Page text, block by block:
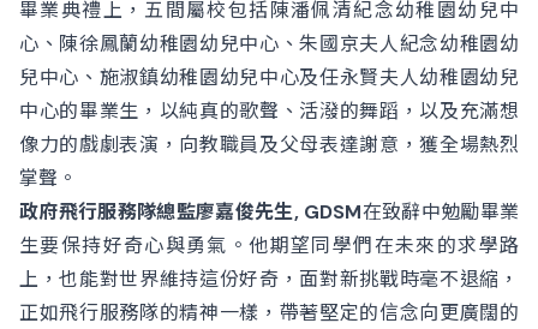
畢業典禮上，五間屬校包括陳潘佩清紀念幼稚園幼兒中
心、陳徐鳳蘭幼稚園幼兒中心、朱國京夫人紀念幼稚園幼
兒中心、施淑鎮幼稚園幼兒中心及任永賢夫人幼稚園幼兒
中心的畢業生，以純真的歌聲、活潑的舞蹈，以及充滿想
像力的戲劇表演，向教職員及父母表達謝意，獲全場熱烈
掌聲。
政府飛行服務隊總監廖嘉俊先生, GDSM在致辭中勉勵畢業
生要保持好奇心與勇氣。他期望同學們在未來的求學路
上，也能對世界維持這份好奇，面對新挑戰時毫不退縮，
正如飛行服務隊的精神一樣，帶著堅定的信念向更廣闊的